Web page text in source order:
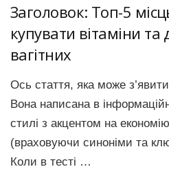
Заголовок: Топ-5
купувати вітаміни
вагітних
Ось стаття, яка може
Вона написана в
стилі з акцентом на
(враховуючи синоніми та
Коли в тесті …